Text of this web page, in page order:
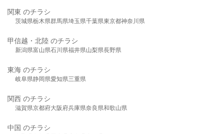
関東 のチラシ
茨城県栃木県群馬県埼玉県千葉県東京都神奈川県
甲信越・北陸 のチラシ
新潟県富山県石川県福井県山梨県長野県
東海 のチラシ
岐阜県静岡県愛知県三重県
関西 のチラシ
滋賀県京都府大阪府兵庫県奈良県和歌山県
中国 のチラシ